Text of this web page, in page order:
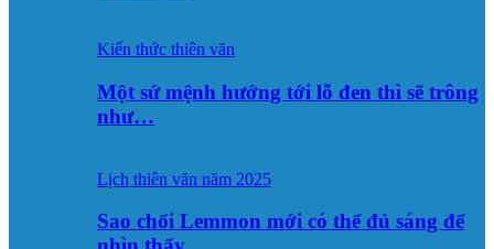
Kiến thức thiên văn
Một sứ mệnh hướng tới lỗ đen thì sẽ trông
như…
Lịch thiên văn năm 2025
Sao chổi Lemmon mới có thể đủ sáng để